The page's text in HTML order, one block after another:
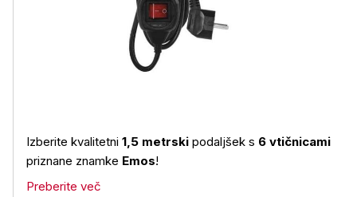
Izberite kvalitetni 1,5 metrski podaljšek s 6 vtičnicami
priznane znamke Emos!
Preberite več